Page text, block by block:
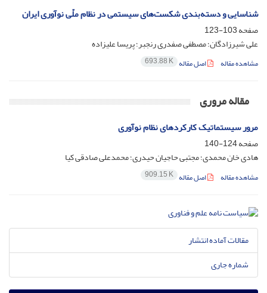
شناسایی و دسته‌بندی شکست‌های سیستمی در نظام ملّی نوآوری ایران
صفحه103-123
علی شیرزادگان؛ مصطفی صفدری رنجبر؛ پریسا علیزاده
مشاهده مقاله اصل مقاله 693.88 K
مقاله مروری
مرور سیستماتیک کارکردهای نظام نوآوری
صفحه124-140
هادی خان محمدی؛ مجتبی حاجیان حیدری؛ محمدعلی صادقی کیا
مشاهده مقاله اصل مقاله 909.15 K
مقالات آماده انتشار
شماره جاری